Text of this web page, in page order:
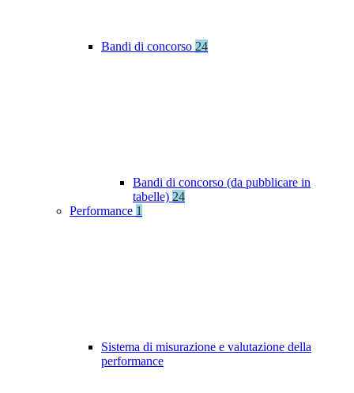
Bandi di concorso 24
Bandi di concorso (da pubblicare in
tabelle) 24
Performance 1
Sistema di misurazione e valutazione della
performance